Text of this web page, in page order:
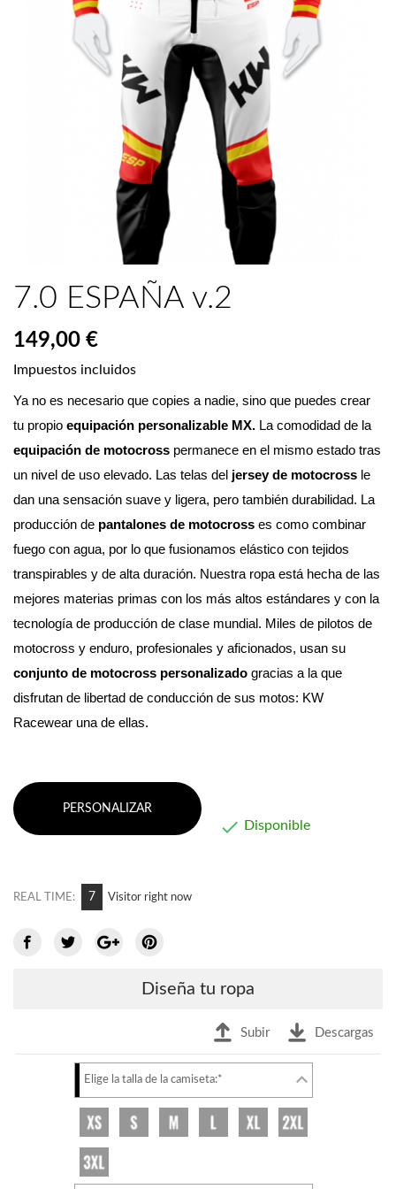
7.0 ESPAÑA v.2
149,00 €
Impuestos incluidos
Ya no es necesario que copies a nadie, sino que puedes crear
tu propio equipación personalizable MX.
La comodidad de la
equipación de motocross permanece en el mismo estado tras
un nivel de uso elevado. Las telas del jersey de motocross le
dan una sensación suave y ligera, pero también durabilidad. La
producción de pantalones de motocross es como combinar
fuego con agua, por lo que fusionamos elástico con tejidos
transpirables y de alta duración. Nuestra ropa está hecha de las
mejores materias primas con los más altos estándares y con la
tecnología de producción de clase mundial. Miles de pilotos de
conjunto de motocross personalizado gracias a la que
disfrutan de libertad de conducción de sus motos: KW
Racewear una de ellas.
PERSONALIZAR
 Disponible
REAL TIME: 7 Visitor right now
Diseña tu ropa
Subir Descargas
Elige la talla de la camiseta:*